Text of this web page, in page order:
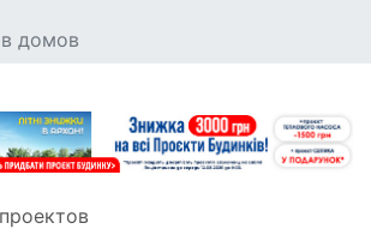
домов